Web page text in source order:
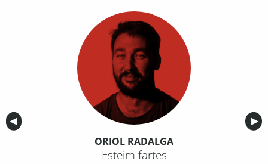
Anterior
◀︎ ▶︎
ORIOL RADALGA
Esteim fartes